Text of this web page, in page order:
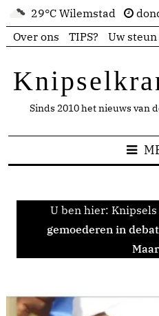
29°C Wilemstad
Over ons
TIPS? Uw steun
Sinds 2010 het nieuws van
U ben hier: Knipsels
gemoederen in